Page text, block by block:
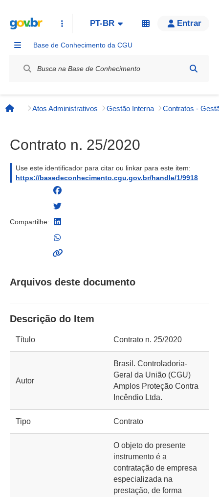
PT-BR Entrar
Base de Conhecimento da CGU
Página inicial
Atos Administrativos Gestão Interna Contratos -
Contrato n. 25/2020
Use este identificador para citar ou linkar para este item:
https://basedeconhecimento.cgu.gov.br/handle/1/9918
Compartilhe:
Arquivos deste documento
Descrição do Item
Título Contrato n. 25/2020
Autor
Brasil. Controladoria-
Geral da União (CGU)
Amplos Proteção Contra
Incêndio Ltda.
Tipo Contrato
O objeto do presente
instrumento é a
contratação de empresa
especializada na
prestação, de forma